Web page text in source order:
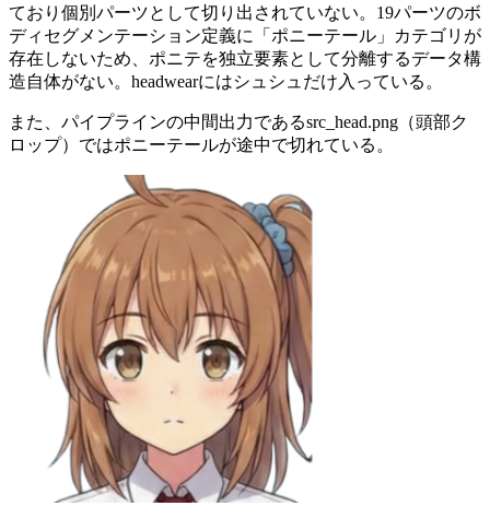
ており個別パーツとして切り出されていない。19パーツのボ
ディセグメンテーション定義に「ポニーテール」カテゴリが
存在しないため、ポニテを独立要素として分離するデータ構
造自体がない。headwearにはシュシュだけ入っている。
また、パイプラインの中間出力であるsrc_head.png（頭部ク
ロップ）ではポニーテールが途中で切れている。